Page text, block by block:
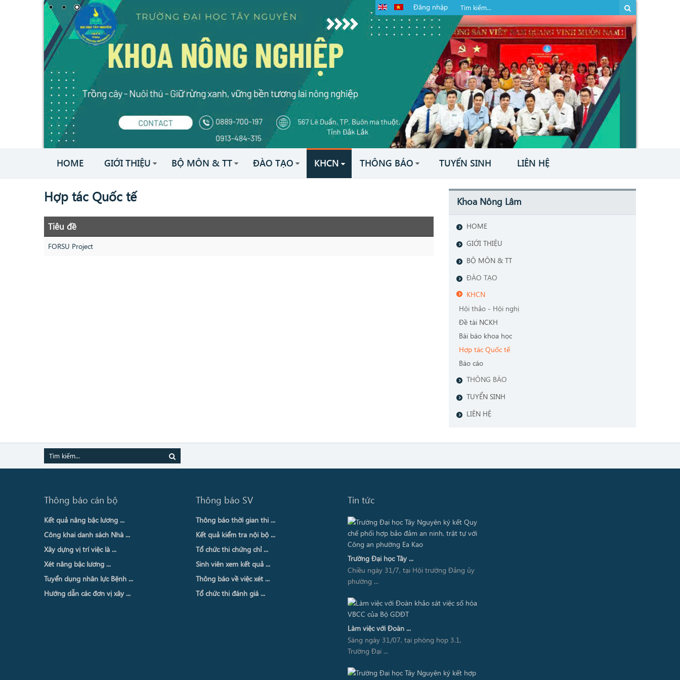
Đăng nhập
HOME GIỚI THIỆU BỘ MÔN & TT ĐÀO TẠO KHCN THÔNG BÁO TUYỂN SINH LIÊN HỆ
Hợp tác Quốc tế
Tiêu đề
FORSU Project
Khoa Nông Lâm
HOME
GIỚI THIỆU
BỘ MÔN & TT
ĐÀO TẠO
KHCN
Hội thảo - Hội nghị
Đề tài NCKH
Bài báo khoa học
Hợp tác Quốc tế
Báo cáo
THÔNG BÁO
TUYỂN SINH
LIÊN HỆ
Thông báo cán bộ
Kết quả nâng bậc lương ...
Công khai danh sách Nhà ...
Xây dựng vị trí việc là ...
Xét nâng bậc lương ...
Tuyển dụng nhân lực Bệnh ...
Hướng dẫn các đơn vị xây ...
Thông báo SV
Thông báo thời gian thi ...
Kết quả kiểm tra nội bộ ...
Tổ chức thi chứng chỉ ...
Sinh viên xem kết quả ...
Thông báo về việc xét ...
Tổ chức thi đánh giá ...
Tin tức
Trường Đại học Tây ...
Chiều ngày 31/7, tại Hội trường Đảng ủy
phường ...
Làm việc với Đoàn ...
Sáng ngày 31/07, tại phòng họp 3.1,
Trường Đại ...